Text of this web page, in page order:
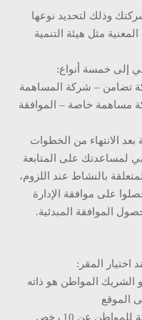
وذلك لتحديد نوعها
مثل هيئة التنمية
إلى خمسة أنواع:
تضامن – شركة المساهمة
مساهمة خاصة – الموافقة
الانتهاء من الخطوات
لمساعدتك على المتابعة
بالنشاط عند اللزوم،
على موافقة الإدارة
الموافقة المبدئية.
اختيار المقر:
الشريك المواطن هو ذاته
الموقع
ألّا يتجاوز مجموع عدد الرخص المملوكة للمواطن عن 10 رخص